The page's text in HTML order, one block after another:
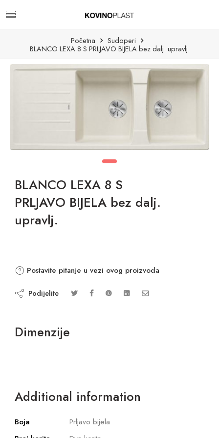
Početna
Sudoperi
BLANCO LEXA 8 S PRLJAVO BIJELA bez dalj. upravlj.
BLANCO LEXA 8 S
PRLJAVO BIJELA bez dalj.
upravlj.
Postavite pitanje u vezi ovog proizvoda
Podijelite
Dimenzije
Additional information
Boja
Prljavo bijela